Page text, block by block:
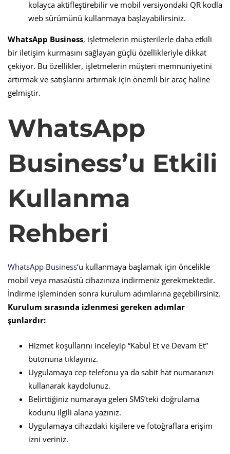
kolayca aktifleştirebilir ve mobil versiyondaki QR kodla
web sürümünü kullanmaya başlayabilirsiniz.
WhatsApp Business, işletmelerin müşterilerle daha etkili
bir iletişim kurmasını sağlayan güçlü özellikleriyle dikkat
çekiyor. Bu özellikler, işletmelerin müşteri memnuniyetini
artırmak ve satışlarını artırmak için önemli bir araç haline
gelmiştir.
WhatsApp
Business’u Etkili
Kullanma
Rehberi
WhatsApp Business‘u kullanmaya başlamak için öncelikle
mobil veya masaüstü cihazınıza indirmeniz gerekmektedir.
İndirme işleminden sonra kurulum adımlarına geçebilirsiniz.
Kurulum sırasında izlenmesi gereken adımlar
şunlardır:
Hizmet koşullarını inceleyip “Kabul Et ve Devam Et”
butonuna tıklayınız.
Uygulamaya cep telefonu ya da sabit hat numaranızı
kullanarak kaydolunuz.
Belirttiğiniz numaraya gelen SMS’teki doğrulama
kodunu ilgili alana yazınız.
Uygulamaya cihazdaki kişilere ve fotoğraflara erişim
izni veriniz.